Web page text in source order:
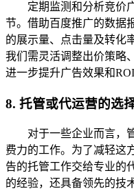
定期监测和分析竞价
节。借助百度推广的数据
的展示量、点击量及转化
我们需灵活调整出价策略
进一步提升广告效果和ROI
8. 托管或代运营的选
对于一些企业而言，
费力的工作。为了减轻这
告的托管工作交给专业的
的经验，还具备领先的技